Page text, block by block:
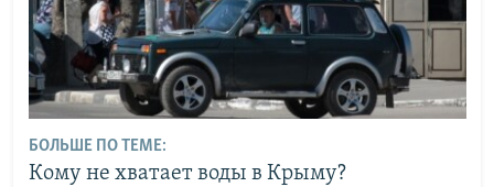
БОЛЬШЕ ПО ТЕМЕ:
Кому не хватает воды в Крыму?